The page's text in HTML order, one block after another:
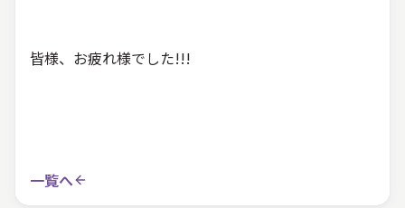
皆様、お疲れ様でした!!!
一覧へ